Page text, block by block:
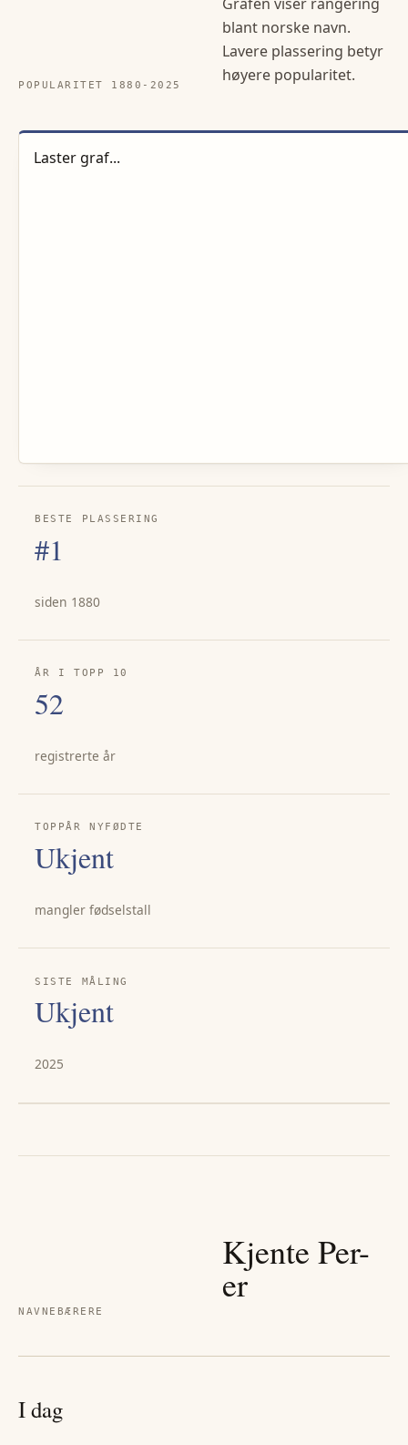
POPULARITET 1880- 2025
blant norske navn.
Lavere plassering betyr
høyere popularitet.
Laster graf...
BESTE PLASSERING
#1
siden 1880
ÅR I TOPP 10
52
registrerte år
TOPPÅR NYFØDTE
Ukjent
mangler fødselstall
SISTE MÅLING
Ukjent
2025
NAVNEBÆRERE
Kjente Per-
er
I dag